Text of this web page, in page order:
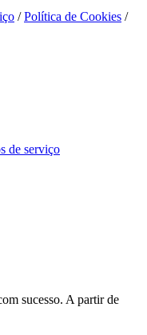
/Política de Cookies /
de serviço
sucesso. A partir de